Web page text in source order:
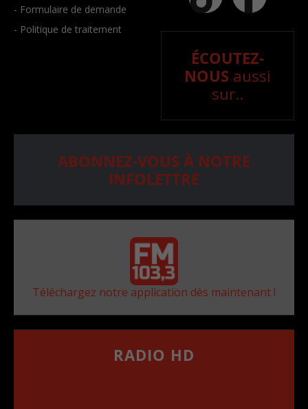
- Formulaire de demande
- Politique de traitement
ÉCOUTEZ-
NOUS aussi
sur..
ABONNEZ-VOUS À NOTRE
INFOLETTRE
Téléchargez notre application dès maintenant !
RADIO HD